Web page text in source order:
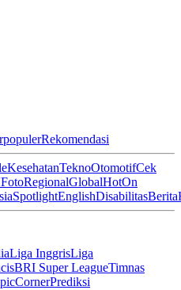
Rekomendasi
KesehatanTeknoOtomotifCek
FotoRegionalGlobalHotOn
SpotlightEnglishDisabilitasBerita
Liga InggrisLiga
BRI Super LeagueTimnas
CornerPrediksi